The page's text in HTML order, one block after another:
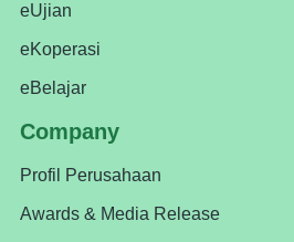
eUjian
eKoperasi
eBelajar
Company
Profil Perusahaan
Awards & Media Release